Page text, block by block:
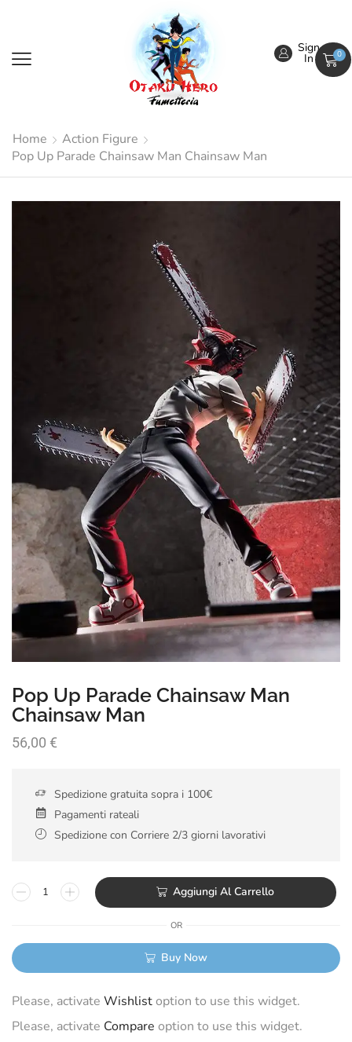
Sign
In 0
Home
Action Figure
Pop Up Parade Chainsaw Man Chainsaw Man
Pop Up Parade Chainsaw Man
Chainsaw Man
56,00 €
Spedizione gratuita sopra i 100€
Pagamenti rateali
Spedizione con Corriere 2/3 giorni lavorativi
Aggiungi Al Carrello
OR
Buy Now
Please, activate Wishlistoption to use this widget.
Please, activate Compare option to use this widget.